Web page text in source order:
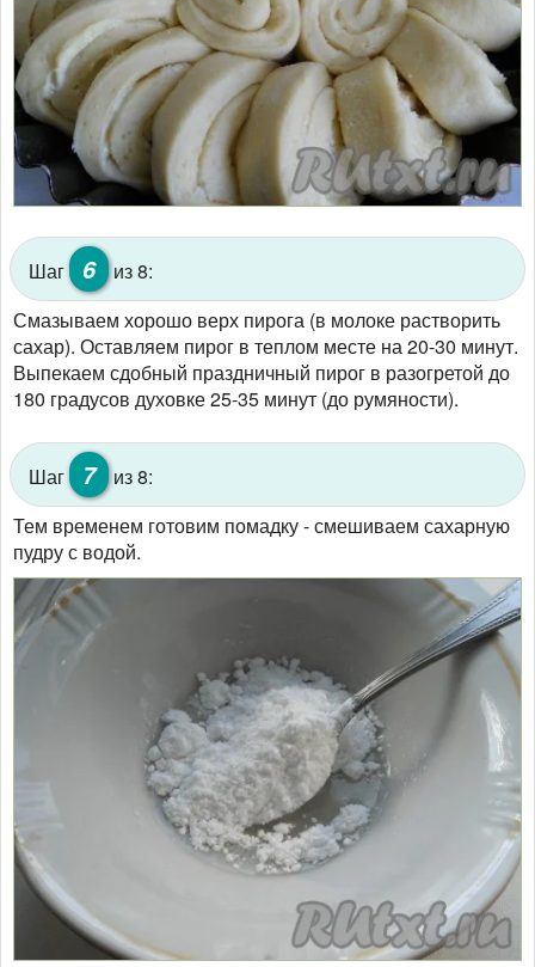
Шаг 6
из 8:
Смазываем хорошо верх пирога (в молоке растворить
сахар). Оставляем пирог в теплом месте на 20-30 минут.
Выпекаем сдобный праздничный пирог в разогретой до
180 градусов духовке 25-35 минут (до румяности).
Шаг 7
из 8:
Тем временем готовим помадку - смешиваем сахарную
пудру с водой.